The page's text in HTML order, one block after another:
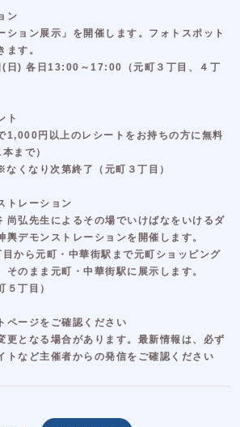
ン
ション展示」を開催します。フォトスポット
ます。
日) 各日13:00～17:00（元町３丁目、４丁
ト
1,000円以上のレシートをお持ちの方に無料
まで）
くなり次第終了（元町３丁目）
トレーション
尚弘先生によるその場でいけばなをいけるダ
輿デモンストレーションを開催します。
から元町・中華街駅まで元町ショッピング
そのまま元町・中華街駅に展示します。
丁目）
ページをご確認ください
となる場合があります。最新情報は、必ず
トなど主催者からの発信をご確認ください